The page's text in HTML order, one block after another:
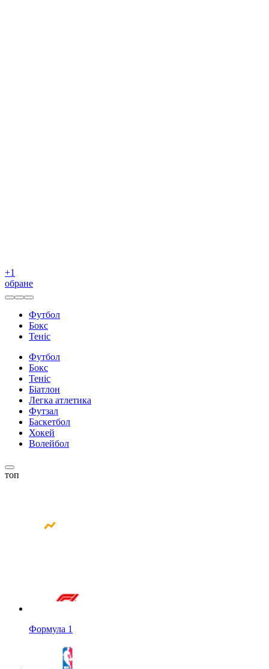
+1
обране
Футбол
Бокс
Теніс
Футбол
Бокс
Теніс
Біатлон
Легка атлетика
Футзал
Баскетбол
Хокей
Волейбол
топ
Формула 1